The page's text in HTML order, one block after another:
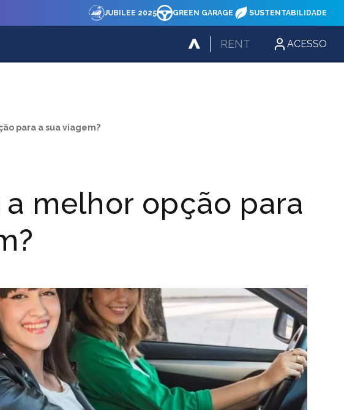
JUBILEE 2025 GREEN GARAGE SUSTENTABILIDADE
RENT ACESSO
para a sua viagem?
melhor opção para